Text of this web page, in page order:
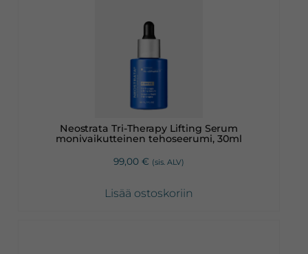
Neostrata Tri-Therapy Lifting Serum
monivaikutteinen tehoseerumi, 30ml
99,00 € (sis. ALV)
Lisää ostoskoriin